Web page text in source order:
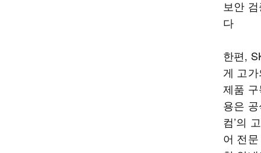
보안
다
한편,
게 고
제품
용은
컴’의
어 전